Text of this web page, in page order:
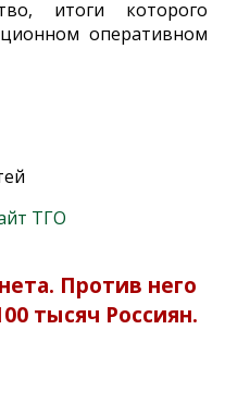
итоги которого
оперативном
ТГО
Против него
тысяч Россиян.